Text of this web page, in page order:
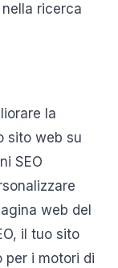
ricerca
la
sito web su
SEO
web del
il tuo sito
per i motori di